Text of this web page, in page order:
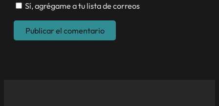
Sí, agrégame a tu lista de correos